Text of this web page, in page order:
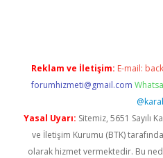
Reklam ve İletişim: E-mail:
forumhizmeti@gmail.com
Yasal Uyarı: Sitemiz, 5651 Sayılı
ve İletişim Kurumu (BTK)
olarak hizmet vermektedir. Bu